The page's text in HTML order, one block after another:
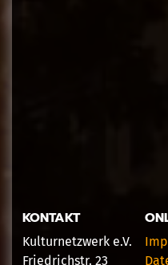
KONTAKT
Kulturnetzwerk e.V.
Friedrichstr. 23